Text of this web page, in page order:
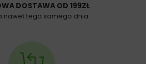
DOSTAWA OD 199ZŁ
nawet tego samego dnia